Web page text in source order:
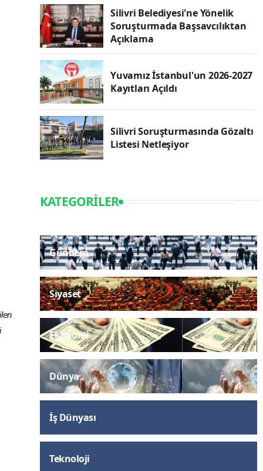
Silivri Belediyesi'ne Yönelik
Soruşturmada Başsavcılıktan
Açıklama
Yuvamız İstanbul'un 2026-2027
Kayıtları Açıldı
Silivri Soruşturmasında Gözaltı
Listesi Netleşiyor
KATEGORILER
Gündem
Siyaset
Ekonomi
Dünya
İş Dünyası
Teknoloji